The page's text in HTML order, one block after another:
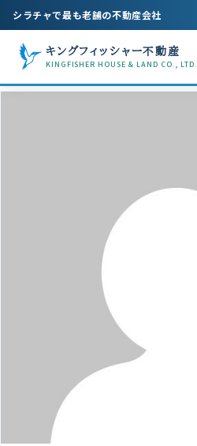
シラチャで最も老舗の不動産会社
キングフィッシャー不動産
KINGFISHER HOUSE & LAND CO., LTD.